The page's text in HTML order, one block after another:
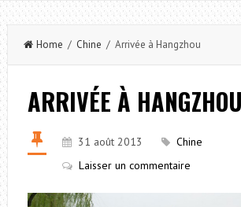
Home / Chine / Arrivée à Hangzhou
ARRIVÉE À HANGZHOU
31 août 2013
Chine
Laisser un commentaire